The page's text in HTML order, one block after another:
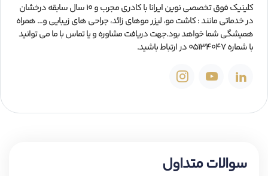
کلینیک فوق تخصصی نوین ایرانا با کادری مجرب و ۱۰ سال سابقه درخشان
در خدماتی مانند : کاشت مو، لیزر موهای زائد، جراحی های زیبایی و... همراه
همیشگی شما خواهد بود.جهت دریافت مشاوره و یا تماس با ما می توانید
با شماره 05134047 در ارتباط باشید.
سوالات متداول